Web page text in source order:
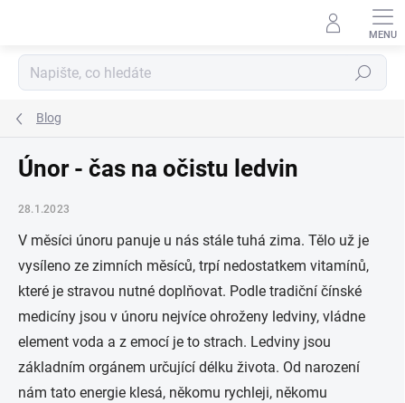
Hledat
Blog
Únor - čas na očistu ledvin
28.1.2023
V měsíci únoru panuje u nás stále tuhá zima. Tělo už je
vysíleno ze zimních měsíců, trpí nedostatkem vitamínů,
které je stravou nutné doplňovat. Podle tradiční čínské
medicíny jsou v únoru nejvíce ohroženy ledviny, vládne
element voda a z emocí je to strach. Ledviny jsou
základním orgánem určující délku života. Od narození
nám tato energie klesá, někomu rychleji, někomu